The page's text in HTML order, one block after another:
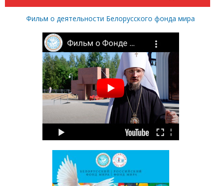
Фильм о деятельности Белорусского фонда мира